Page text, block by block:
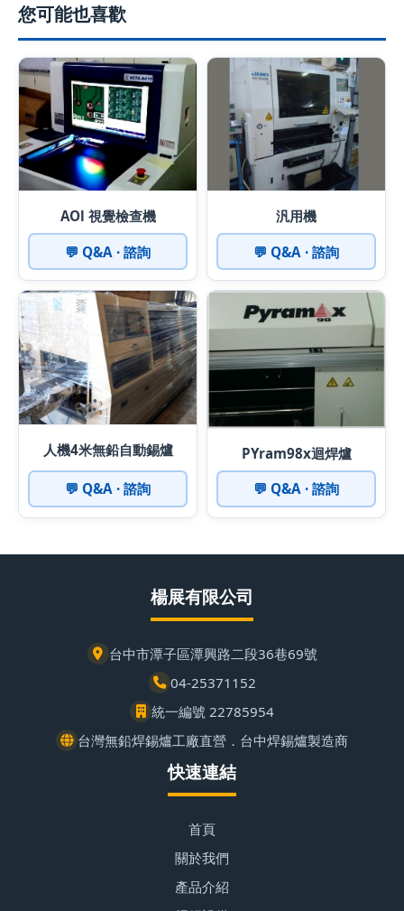
您可能也喜歡
AOl 視覺檢查機
💬 Q&A · 諮詢
汎用機
💬 Q&A · 諮詢
人機4米無鉛自動錫爐
💬 Q&A · 諮詢
PYram98x迴焊爐
💬 Q&A · 諮詢
楊展有限公司
台中市潭子區潭興路二段36巷69號
04-25371152
統一編號 22785954
台灣無鉛焊錫爐工廠直營．台中焊錫爐製造商
快速連結
首頁
關於我們
產品介紹